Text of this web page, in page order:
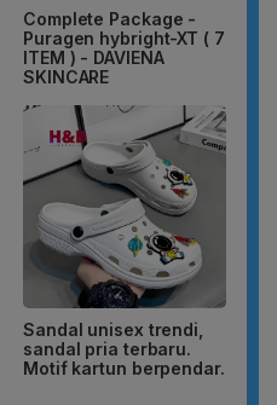
Complete Package -
Puragen hybright-XT ( 7
ITEM ) - DAVIENA
SKINCARE
Sandal unisex trendi,
sandal pria terbaru.
Motif kartun berpendar.